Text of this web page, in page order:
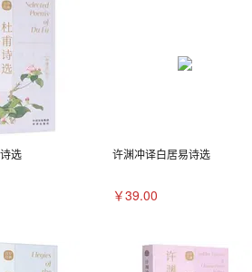
选 许渊冲译白居易诗选
￥39.00